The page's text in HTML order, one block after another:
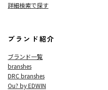
詳細検索で探す
ブランド紹介
ブランド一覧
branshes
DRC branshes
Ou? by EDWIN